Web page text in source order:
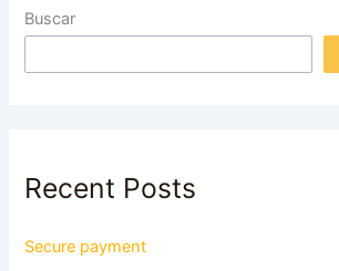
Buscar
Recent Posts
Secure payment